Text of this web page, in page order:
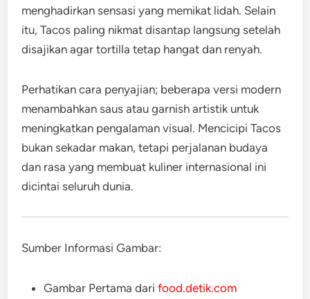
menghadirkan sensasi yang memikat lidah. Selain
itu, Tacos paling nikmat disantap langsung setelah
disajikan agar tortilla tetap hangat dan renyah.
Perhatikan cara penyajian; beberapa versi modern
menambahkan saus atau garnish artistik untuk
meningkatkan pengalaman visual. Mencicipi Tacos
bukan sekadar makan, tetapi perjalanan budaya
dan rasa yang membuat kuliner internasional ini
dicintai seluruh dunia.
Sumber Informasi Gambar:
Gambar Pertama darifood.detik.com